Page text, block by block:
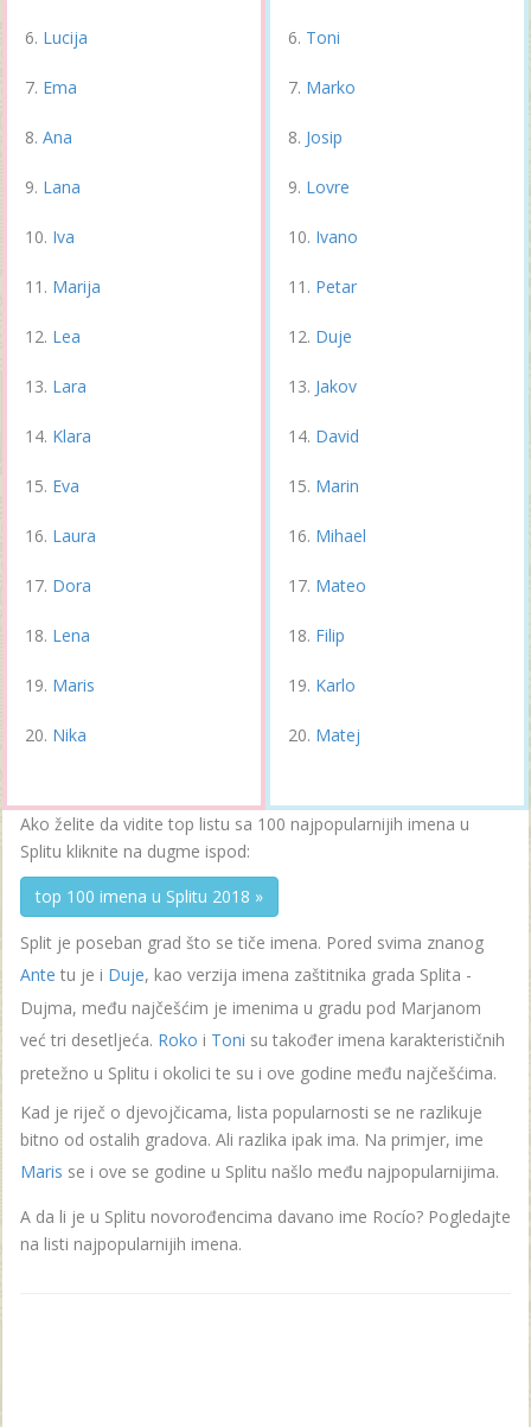
Lucija
Ema
Ana
Lana
Iva
Marija
Lea
Lara
Klara
Eva
Laura
Dora
Lena
Maris
Nika
Toni
Marko
Josip
Lovre
Ivano
Petar
Duje
Jakov
David
Marin
Mihael
Mateo
Filip
Karlo
Matej
Ako želite da vidite top listu sa 100 najpopularnijih imena u
Splitu kliknite na dugme ispod:
top 100 imena u Splitu 2018 »
Split je poseban grad što se tiče imena. Pored svima znanog
Ante tu je i Duje, kao verzija imena zaštitnika grada Splita -
Dujma, među najčešćim je imenima u gradu pod Marjanom
već tri desetljeća. Roko i Toni su također imena karakterističnih
pretežno u Splitu i okolici te su i ove godine među najčešćima.
Kad je riječ o djevojčicama, lista popularnosti se ne razlikuje
bitno od ostalih gradova. Ali razlika ipak ima. Na primjer, ime
Maris se i ove se godine u Splitu našlo među najpopularnijima.
A da li je u Splitu novorođencima davano ime Rocío? Pogledajte
na listi najpopularnijih imena.